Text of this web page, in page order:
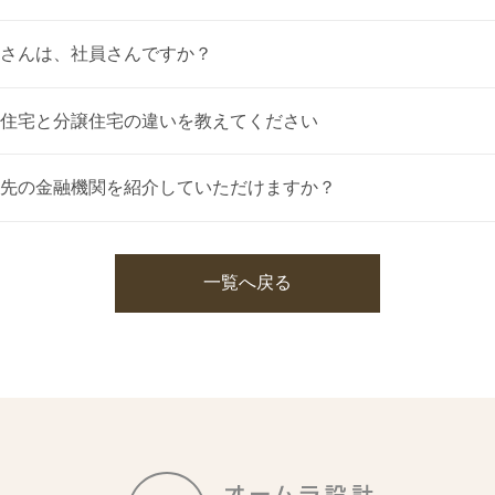
んは、社員さんですか？
宅と分譲住宅の違いを教えてください
「分譲住宅」があります。
の金融機関を紹介していただけますか？
一覧へ戻る